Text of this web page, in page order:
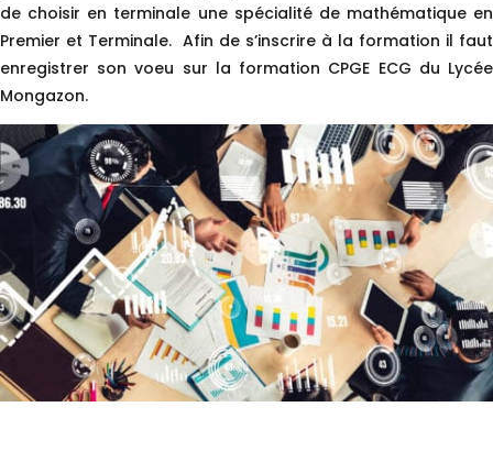
de choisir en terminale une spécialité de mathématique en
Premier et Terminale. Afin de s’inscrire à la formation il faut
enregistrer son voeu sur la formation CPGE ECG du Lycée
Mongazon.